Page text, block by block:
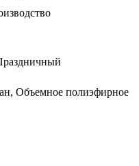
Объемное полиэфирное